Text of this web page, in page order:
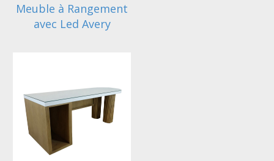
Meuble à Rangement
avec Led Avery